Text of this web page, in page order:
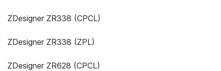
ZDesigner ZR338 (CPCL)
ZDesigner ZR338 (ZPL)
ZDesigner ZR628 (CPCL)